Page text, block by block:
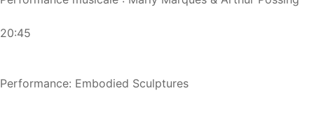
20:45
Performance: Embodied Sculptures